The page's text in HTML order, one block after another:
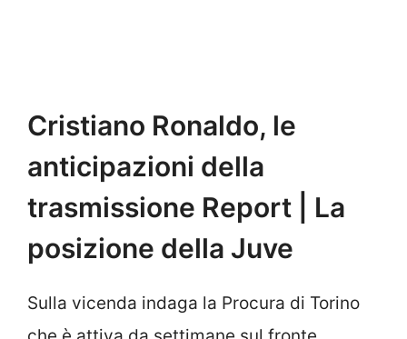
Cristiano Ronaldo, le
anticipazioni della
trasmissione Report | La
posizione della Juve
Sulla vicenda indaga la Procura di Torino